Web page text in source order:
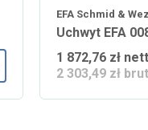
EFA Schmid &
Uchwyt EFA
1 872,76 zł
2 303,49 zł